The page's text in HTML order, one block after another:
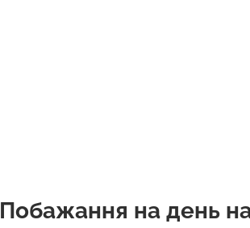
Побажання на день